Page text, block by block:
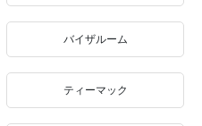
バイザルーム
ティーマック